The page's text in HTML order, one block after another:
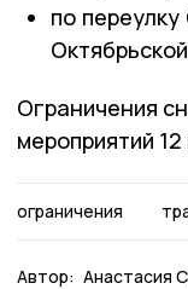
по
Ограничения
мероприятий
ограничения
Автор: Анастасия